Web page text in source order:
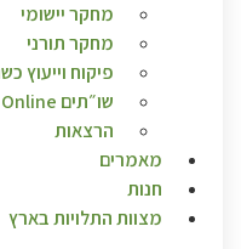
מחקר יישומי
מחקר תורני
פיקוח וייעוץ כשרותי
שו״תים Online
הרצאות
מאמרים
חנות
מצוות התלויות בארץ